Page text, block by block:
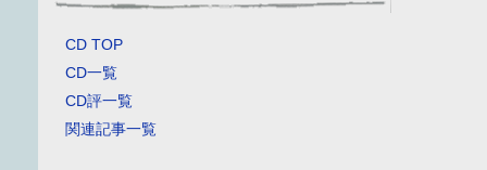
CD TOP
CD一覧
CD評一覧
関連記事一覧